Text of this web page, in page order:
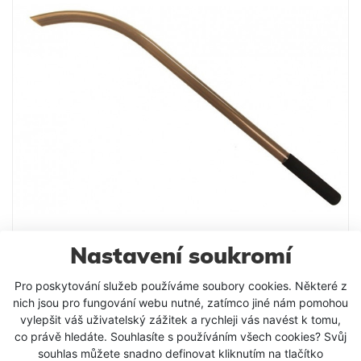
Nastavení soukromí
Pro poskytování služeb používáme soubory cookies. Některé z
nich jsou pro fungování webu nutné, zatímco jiné nám pomohou
vylepšit váš uživatelský zážitek a rychleji vás navést k tomu,
co právě hledáte. Souhlasíte s používáním všech cookies? Svůj
souhlas můžete snadno definovat kliknutím na tlačítko
ergonomické pěnové rukojeti vám nebudou dělat
problém ani mnohočetně opakováná nahazování.
Delphin Vrhací Tyč Thrower 20 mm
Lehká a velmi odolná vrhací tyč od slovenské
značky za bezkonkurenční cenu. Delphin THROWER
je výbornou pomůckou každého rybáře při
zakrmování. Díky unikátnímu tvaru s ním dosáhnete
250 Kč